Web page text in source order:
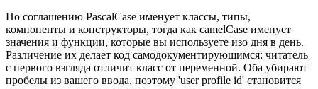
По соглашению PascalCase именует классы, типы,
компоненты и конструкторы, тогда как camelCase именует
значения и функции, которые вы используете изо дня в день.
Различение их делает код самодокументирующимся: читатель
с первого взгляда отличит класс от переменной. Оба убирают
пробелы из вашего ввода, поэтому 'user profile id' становится